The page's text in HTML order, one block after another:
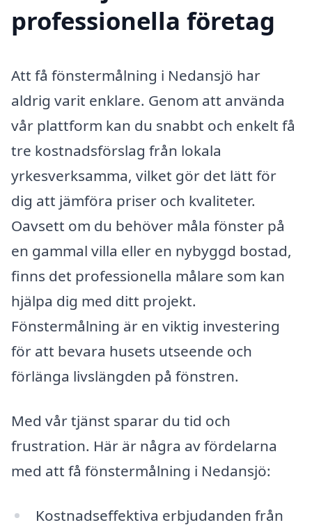
professionella företag
Att få fönstermålning i Nedansjö har
aldrig varit enklare. Genom att använda
vår plattform kan du snabbt och enkelt få
tre kostnadsförslag från lokala
yrkesverksamma, vilket gör det lätt för
dig att jämföra priser och kvaliteter.
Oavsett om du behöver måla fönster på
en gammal villa eller en nybyggd bostad,
finns det professionella målare som kan
hjälpa dig med ditt projekt.
Fönstermålning är en viktig investering
för att bevara husets utseende och
förlänga livslängden på fönstren.
Med vår tjänst sparar du tid och
frustration. Här är några av fördelarna
med att få fönstermålning i Nedansjö:
Kostnadseffektiva erbjudanden från